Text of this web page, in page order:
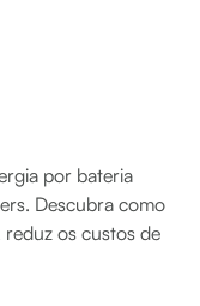
por bateria
Descubra como
os custos de